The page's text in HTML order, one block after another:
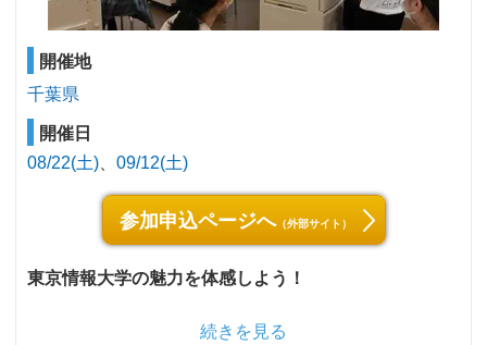
開催地
千葉県
開催日
08/22(土)
09/12(土)
参加申込ページへ（外部サイト）
東京情報大学の魅力を体感しよう！
続きを見る